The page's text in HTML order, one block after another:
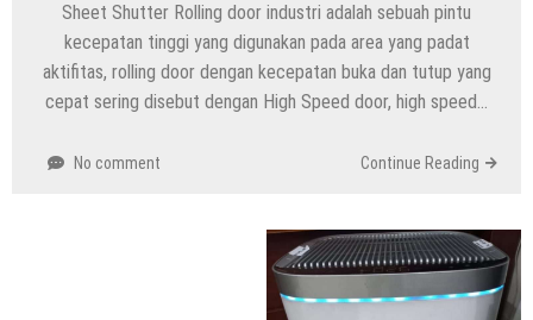
Sheet Shutter Rolling door industri adalah sebuah pintu
kecepatan tinggi yang digunakan pada area yang padat
aktifitas, rolling door dengan kecepatan buka dan tutup yang
cepat sering disebut dengan High Speed door, high speed…
No comment Continue Reading